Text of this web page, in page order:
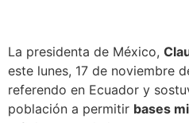
La presidenta de México,
este lunes, 17 de noviembre
referendo en Ecuador y
población a permitir bases